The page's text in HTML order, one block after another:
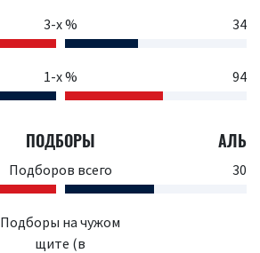
3-х % 34
1-х % 94
ПОДБОРЫ АЛЬ
Подборов всего 30
Подборы на чужом
щите (в